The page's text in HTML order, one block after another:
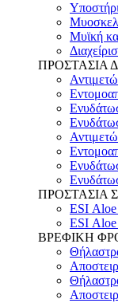
Μυϊκή
ΠΡΟΣΤΑΣΙΑ
ΠΡΟΣΤΑΣΙΑ
ESI Αloe
ESI Αloe
ΒΡΕΦΙΚΗ